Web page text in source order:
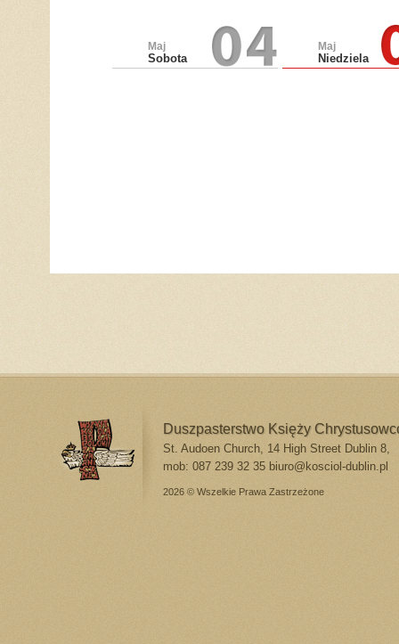
Maj
Sobota
Maj
Niedziela
Duszpasterstwo Księży
St. Audoen Church, 14 High Street Dublin 8,
mob: 087 239 32 35 biuro@kosciol-dublin.pl
2026 © Wszelkie Prawa Zastrzeżone